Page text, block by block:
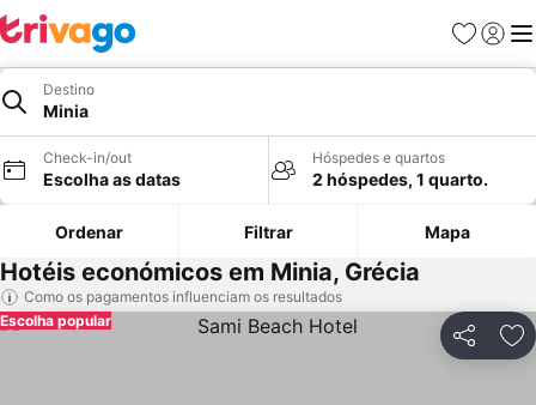
Favoritos
Iniciar
Destino
Minia
Check-in/out
Escolha as datas
Hóspedes e quartos
2 hóspedes, 1 quarto.
Ordenar Filtrar Mapa
Hotéis económicos em Minia, Grécia
Como os pagamentos influenciam os resultados
Partilhar
Escolha popular